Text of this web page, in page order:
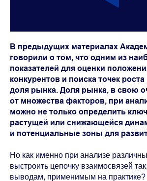
В предыдущих материалах
говорили о том, что одним из
показателей для оценки
конкурентов и поиска точек роста
доля рынка. Доля рынка, в свою
от множества факторов, при
можно не только определить
растущей или снижающейся
и потенциальные зоны для
Но как именно при анализе
выстроить цепочку взаимосвязей
выводам, применимым на практике?